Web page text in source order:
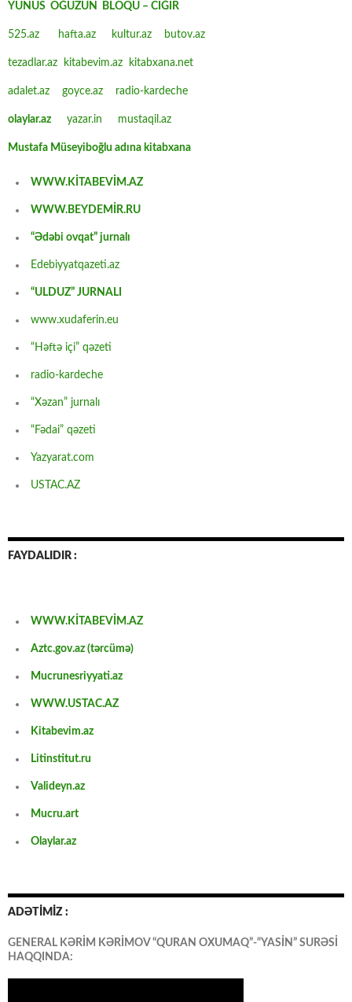
YUNUS OĞUZUN BLOQU – CIĞIR
525.az hafta.az kultur.az butov.az
tezadlar.az kitabevim.az kitabxana.net
adalet.az goyce.az radio-kardeche
olaylar.az yazar.in mustaqil.az
Mustafa Müseyiboğlu adına kitabxana
WWW.KİTABEVİM.AZ
WWW.BEYDEMİR.RU
“Ədəbi ovqat” jurnalı
Edebiyyatqazeti.az
“ULDUZ” JURNALI
www.xudaferin.eu
“Həftə içi” qəzeti
radio-kardeche
“Xəzan” jurnalı
“Fədai” qəzeti
Yazyarat.com
USTAC.AZ
FAYDALIDIR :
WWW.KİTABEVİM.AZ
Aztc.gov.az (tərcümə)
Mucrunesriyyati.az
WWW.USTAC.AZ
Kitabevim.az
Litinstitut.ru
Valideyn.az
Mucru.art
Olaylar.az
ADƏTİMİZ :
GENERAL KƏRİM KƏRİMOV “QURAN OXUMAQ”-“YASİN” SURƏSİ
HAQQINDA: